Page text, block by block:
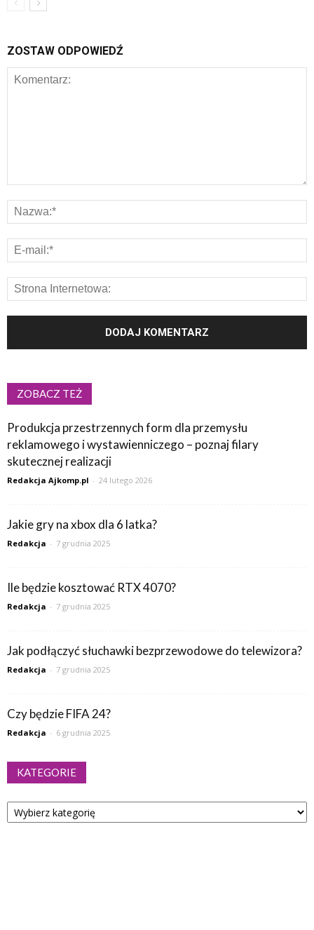
ZOSTAW ODPOWIEDŹ
ZOBACZ TEŻ
Produkcja przestrzennych form dla przemysłu
reklamowego i wystawienniczego – poznaj filary
skutecznej realizacji
Redakcja Ajkomp.pl - 24 lutego 2026
Jakie gry na xbox dla 6 latka?
Redakcja - 7 grudnia 2025
Ile będzie kosztować RTX 4070?
Redakcja - 7 grudnia 2025
Jak podłączyć słuchawki bezprzewodowe do telewizora?
Redakcja - 7 grudnia 2025
Czy będzie FIFA 24?
Redakcja - 6 grudnia 2025
KATEGORIE
Kategorie